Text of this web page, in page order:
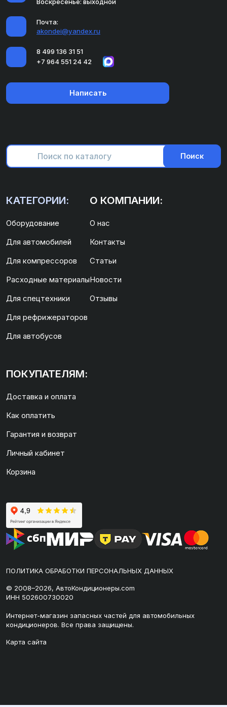
Почта:
akondei@yandex.ru
8 499 136 31 51
+7 964 551 24 42
Написать
Поиск
КАТЕГОРИИ:
Оборудование
Для автомобилей
Для компрессоров
Расходные материалы
Для спецтехники
Для рефрижераторов
Для автобусов
О КОМПАНИИ:
О нас
Контакты
Статьи
Новости
Отзывы
ПОКУПАТЕЛЯМ:
Доставка и оплата
Как оплатить
Гарантия и возврат
Личный кабинет
Корзина
ПОЛИТИКА ОБРАБОТКИ ПЕРСОНАЛЬНЫХ ДАННЫХ
© 2008–2026, АвтоКондиционеры.com
ИНН 502600730020
Интернет-магазин запасных частей для автомобильных
кондиционеров. Все права защищены.
Карта сайта